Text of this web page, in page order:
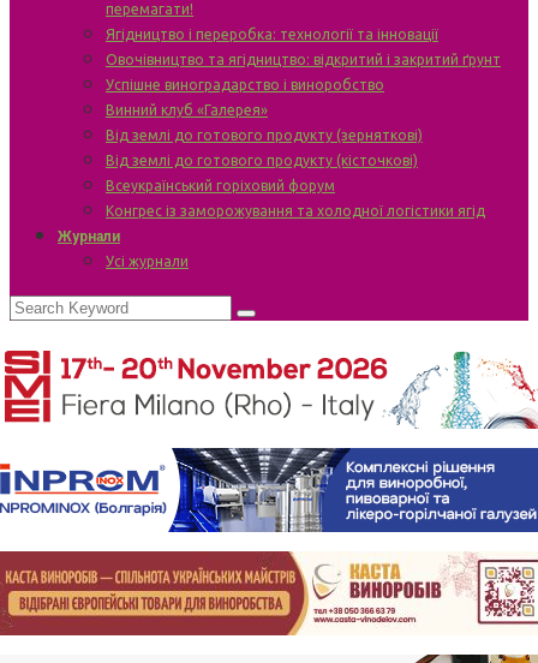
перемагати!
Ягідництво і переробка: технології та інновації
Овочівництво та ягідництво: відкритий і закритий ґрунт
Успішне виноградарство і виноробство
Винний клуб «Галерея»
Від землі до готового продукту (зерняткові)
Від землі до готового продукту (кісточкові)
Всеукраїнський горіховий форум
Конгрес із заморожування та холодної логістики ягід
Журнали
Усі журнали